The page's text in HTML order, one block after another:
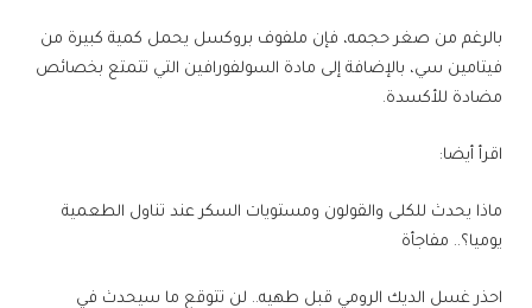
بالرغم من صغر حجمه، فإن ملفوف بروكسل يحمل كمية كبيرة من
فيتامين سي، بالإضافة إلى مادة السولفورافين التي تتمتع بخصائص
مضادة للأكسدة.
اقرأ أيضا:
ماذا يحدث للكلى والقولون ومستويات السكر عند تناول الطعمية
يوميا؟.. مفاجأة
احذر غسل الديك الرومي قبل طهيه.. لن تتوقع ما سيحدث في